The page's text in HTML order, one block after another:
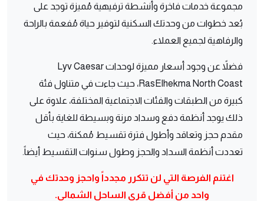
مجموعة خدمات فاخرة وأنشطة ترفيهية مُميزة توجد على
بُعد خطوات من وحدتك السكنية لتوفير حياة مُفعمة بالراحة
والرفاهية لجميع العملاء.
فضلاً عن وجود أسعار مميزة لوحدات Lyv Caesar
RasElhekma North Coast، حيث جاءت في متناول فئة
كبيرة من الطبقات والفئات الاجتماعية المختلفة، علاوة على
ذلك يوجد أنظمة دفع وسداد مرنة وبسيطة للغاية بأقل
مقدم حجز وتعاقد وأطول فترة تقسيط مُمكنة، حيث
تعددت أنظمة السداد والحجز وطول سنوات التقسيط أيضاً.
اغتنم الفرصة التي لن تتكرر مجدداً واحجز وحدتك في
واحد من أفضل قرى الساحل الشمالي.